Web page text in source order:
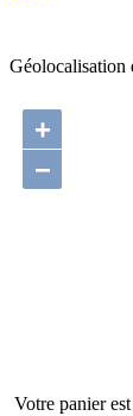
Géolocalisation
+
−
Votre panier